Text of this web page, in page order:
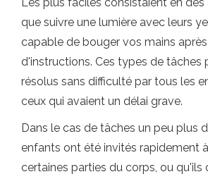
que suivre une lumière avec leurs
capable de bouger vos mains
d'instructions. Ces types de tâches
résolus sans difficulté par tous les
ceux qui avaient un délai grave.
Dans le cas de tâches un peu plus
enfants ont été invités rapidement
certaines parties du corps, ou